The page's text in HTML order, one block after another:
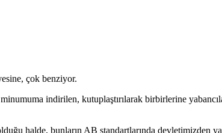
çok benziyor.
indirilen, kutuplaştırılarak birbirlerine
halde, bunların AB standartlarında devletimizden